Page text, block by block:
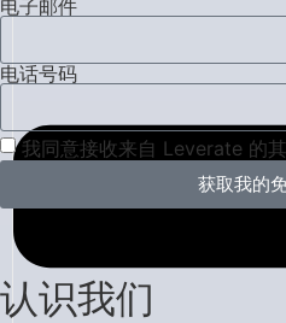
电子邮件
电话号码
我同意接收来自 Leverate 的其
获取我的
认识我们